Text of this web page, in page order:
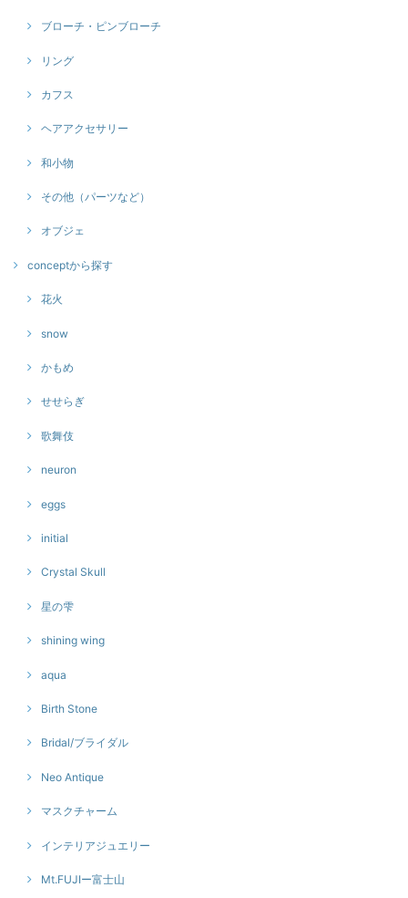
ブローチ・ピンブローチ
リング
カフス
ヘアアクセサリー
和小物
その他（パーツなど）
オブジェ
conceptから探す
花火
snow
かもめ
せせらぎ
歌舞伎
neuron
eggs
initial
Crystal Skull
星の雫
shining wing
aqua
Birth Stone
Bridal/ブライダル
Neo Antique
マスクチャーム
インテリアジュエリー
Mt.FUJIー富士山